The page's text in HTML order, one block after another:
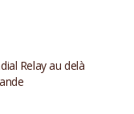
Relay au delà